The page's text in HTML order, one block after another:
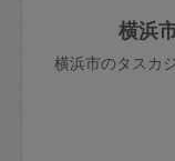
依頼者
金額の
※例：
きた場
ご注意
玉、など
あわせ
はあり
横浜
横浜市のタスカ